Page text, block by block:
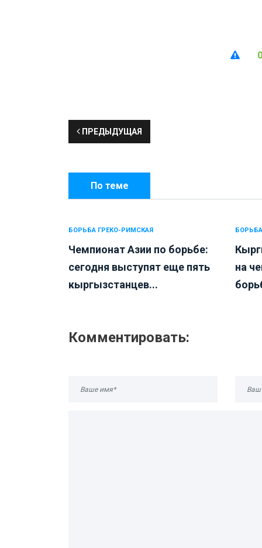
0
ПРЕДЫДУЩАЯ
По теме
БОРЬБА ГРЕКО-РИМСКАЯ
Чемпионат Азии по борьбе:
сегодня выступят еще пять
кыргызстанцев...
на
Комментировать: